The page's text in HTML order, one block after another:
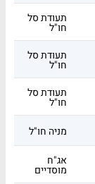
תעודת סל
חו"ל
תעודת סל
חו"ל
תעודת סל
חו"ל
מניה חו"ל
אג"ח
מוסדיים